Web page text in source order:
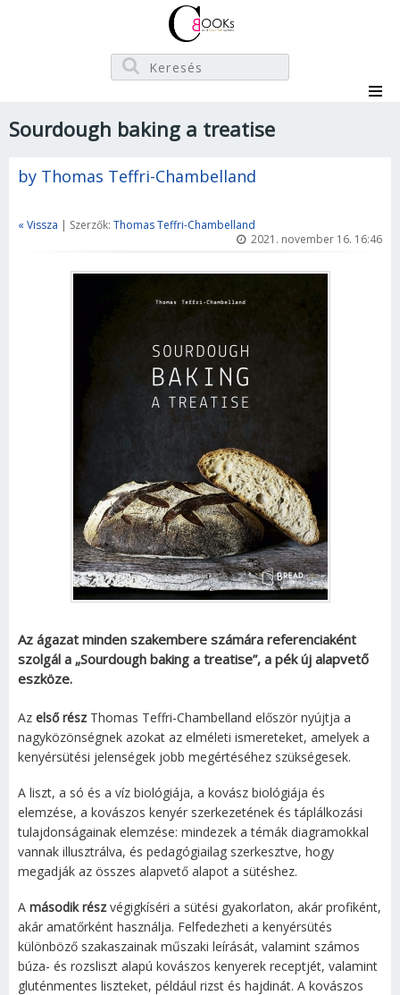
Sourdough baking a treatise
by Thomas Teffri-Chambelland
« Vissza | Szerzők: Thomas Teffri-Chambelland
2021. november 16. 16:46
Az ágazat minden szakembere számára referenciaként
szolgál a „Sourdough baking a treatise”, a pék új alapvető
eszköze.
Az első részThomas Teffri-Chambelland először nyújtja a
nagyközönségnek azokat az elméleti ismereteket, amelyek a
kenyérsütési jelenségek jobb megértéséhez szükségesek.
A liszt, a só és a víz biológiája, a kovász biológiája és
elemzése, a kovászos kenyér szerkezetének és táplálkozási
tulajdonságainak elemzése: mindezek a témák diagramokkal
vannak illusztrálva, és pedagógiailag szerkesztve, hogy
megadják az összes alapvető alapot a sütéshez.
A második részvégigkíséri a sütési gyakorlaton, akár profiként,
akár amatőrként használja. Felfedezheti a kenyérsütés
különböző szakaszainak műszaki leírását, valamint számos
búza- és rozsliszt alapú kovászos kenyerek receptjét, valamint
gluténmentes liszteket, például rizst és hajdinát. A kovászos